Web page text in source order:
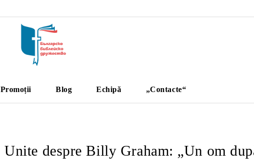
Promoții Blog Echipă „Contacte“
despre Billy Graham: „Un om